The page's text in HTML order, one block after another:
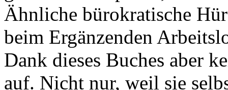
Ähnliche bürokratische
beim Ergänzenden
Dank dieses Buches aber
auf. Nicht nur, weil sie